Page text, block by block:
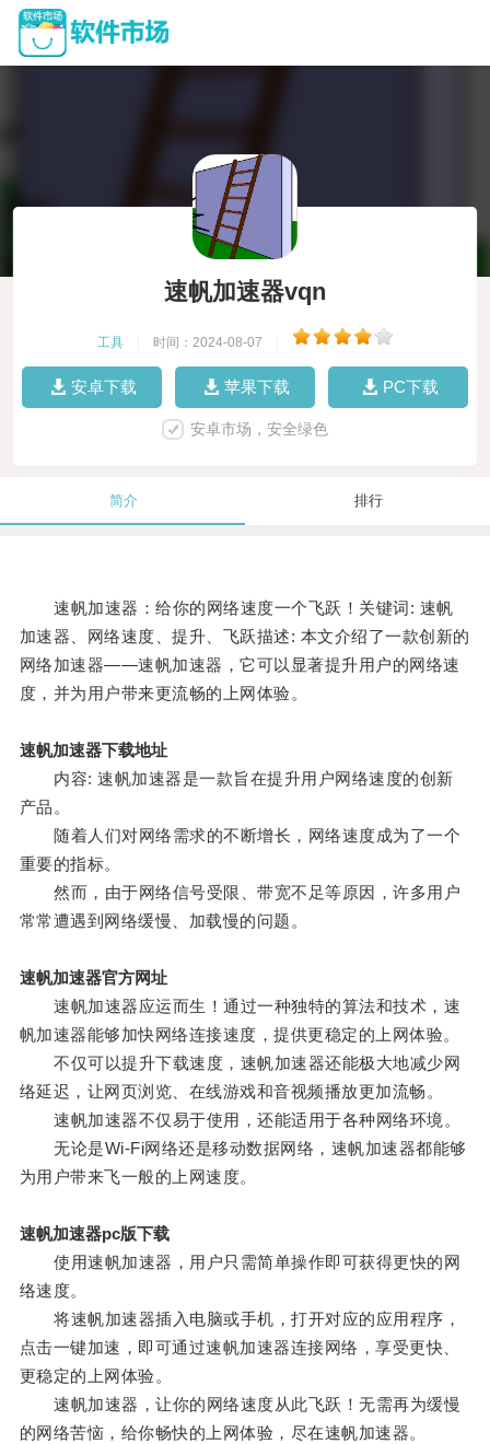
速帆加速器vqn
工具 时间：2024-08-07
安卓下载 苹果下载 PC下载
安卓市场，安全绿色
简介 排行
速帆加速器：给你的网络速度一个飞跃！关键词: 速帆
加速器、网络速度、提升、飞跃描述: 本文介绍了一款创新的
网络加速器——速帆加速器，它可以显著提升用户的网络速
度，并为用户带来更流畅的上网体验。
速帆加速器下载地址
内容: 速帆加速器是一款旨在提升用户网络速度的创新
产品。
随着人们对网络需求的不断增长，网络速度成为了一个
重要的指标。
然而，由于网络信号受限、带宽不足等原因，许多用户
常常遭遇到网络缓慢、加载慢的问题。
速帆加速器官方网址
速帆加速器应运而生！通过一种独特的算法和技术，速
帆加速器能够加快网络连接速度，提供更稳定的上网体验。
不仅可以提升下载速度，速帆加速器还能极大地减少网
络延迟，让网页浏览、在线游戏和音视频播放更加流畅。
速帆加速器不仅易于使用，还能适用于各种网络环境。
无论是Wi-Fi网络还是移动数据网络，速帆加速器都能够
为用户带来飞一般的上网速度。
速帆加速器pc版下载
使用速帆加速器，用户只需简单操作即可获得更快的网
络速度。
将速帆加速器插入电脑或手机，打开对应的应用程序，
点击一键加速，即可通过速帆加速器连接网络，享受更快、
更稳定的上网体验。
速帆加速器，让你的网络速度从此飞跃！无需再为缓慢
的网络苦恼，给你畅快的上网体验，尽在速帆加速器。